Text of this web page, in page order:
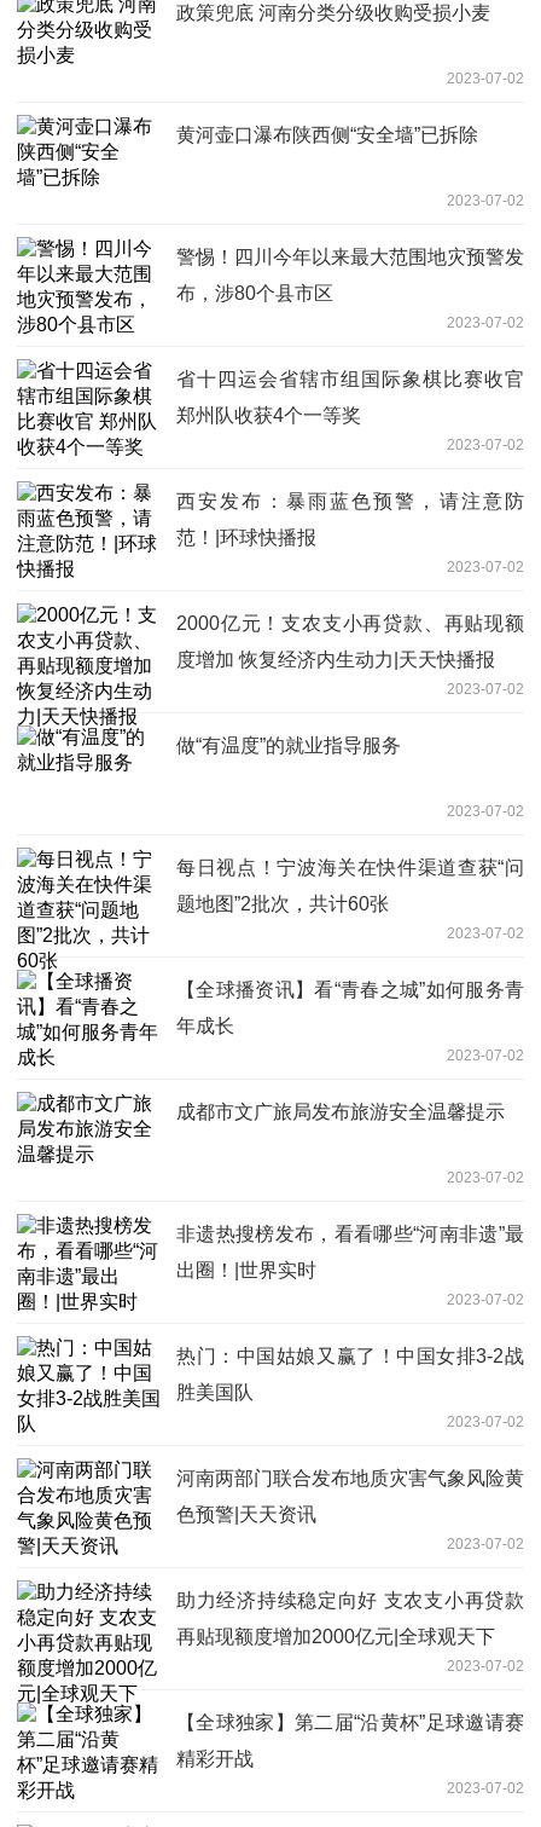
政策兜底 河南分类分级收购受损小麦
2023-07-02
黄河壶口瀑布陕西侧“安全墙”已拆除
2023-07-02
警惕！四川今年以来最大范围地灾预警发
布，涉80个县市区
2023-07-02
省十四运会省辖市组国际象棋比赛收官
郑州队收获4个一等奖
2023-07-02
西安发布：暴雨蓝色预警，请注意防
范！|环球快播报
2023-07-02
2000亿元！支农支小再贷款、再贴现额
度增加 恢复经济内生动力|天天快播报
2023-07-02
做“有温度”的就业指导服务
2023-07-02
每日视点！宁波海关在快件渠道查获“问
题地图”2批次，共计60张
2023-07-02
【全球播资讯】看“青春之城”如何服务青
年成长
2023-07-02
成都市文广旅局发布旅游安全温馨提示
2023-07-02
非遗热搜榜发布，看看哪些“河南非遗”最
出圈！|世界实时
2023-07-02
热门：中国姑娘又赢了！中国女排3-2战
胜美国队
2023-07-02
河南两部门联合发布地质灾害气象风险黄
色预警|天天资讯
2023-07-02
助力经济持续稳定向好 支农支小再贷款
再贴现额度增加2000亿元|全球观天下
2023-07-02
【全球独家】第二届“沿黄杯”足球邀请赛
精彩开战
2023-07-02